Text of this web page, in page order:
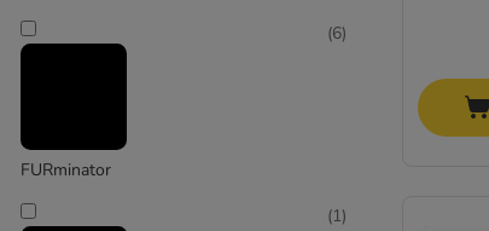
FURminator
(6)
(1)